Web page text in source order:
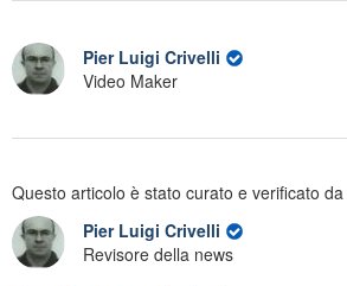
Pier Luigi Crivelli
Video Maker
Questo articolo è stato curato e verificato da
Pier Luigi Crivelli
Revisore della news